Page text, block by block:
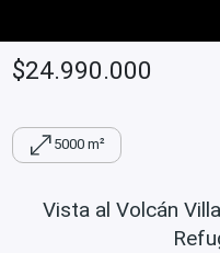
$24.990.000
5000 m²
Vista al Volcán